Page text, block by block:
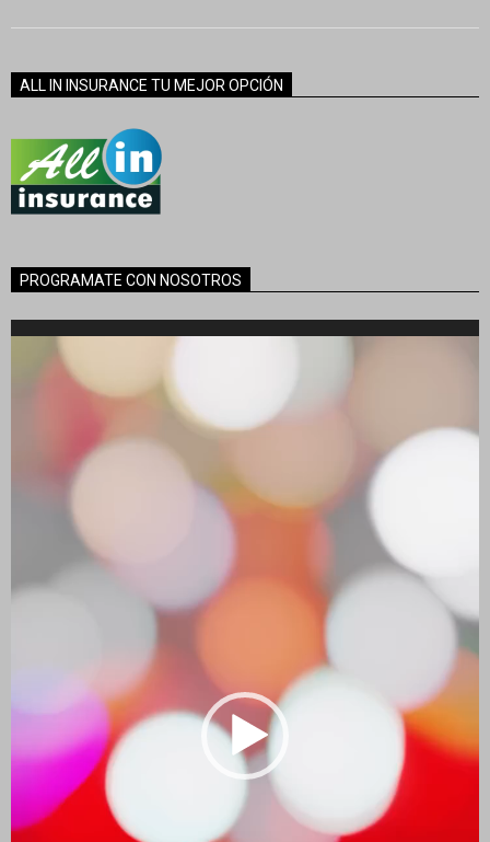
ALL IN INSURANCE TU MEJOR OPCIÓN
PROGRAMATE CON NOSOTROS
Reproductor